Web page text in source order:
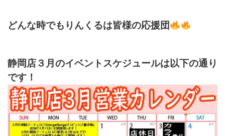
どんな時でもりんくるは皆様の応援団
静岡店３月のイベントスケジュールは以下の通り
です！